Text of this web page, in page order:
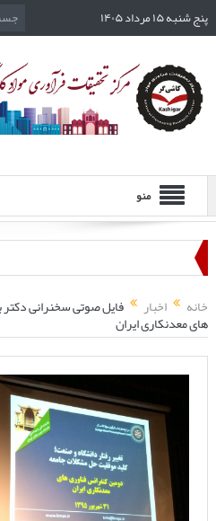
پنج شنبه ۱۵ مرداد ۱۴۰۵
منو
خانه اخبار فایل صوتی سخنرانی
های معدنکاری ایران